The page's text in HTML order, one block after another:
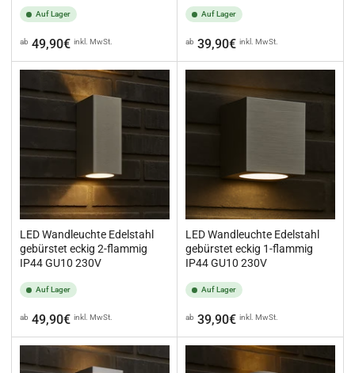
Auf Lager
Normaler
Preis
ab 49,90€ inkl. MwSt.
Auf Lager
Normaler
Preis
ab 39,90€ inkl. MwSt.
LED Wandleuchte Edelstahl
gebürstet eckig 2-flammig
IP44 GU10 230V
Auf Lager
Normaler
Preis
ab 49,90€ inkl. MwSt.
LED Wandleuchte Edelstahl
gebürstet eckig 1-flammig
IP44 GU10 230V
Auf Lager
Normaler
Preis
ab 39,90€ inkl. MwSt.